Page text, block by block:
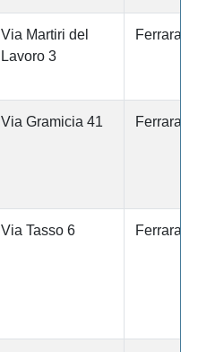
Via Martiri del
Lavoro 3
Ferrara
Via Gramicia 41 Ferrara
Via Tasso 6 Ferrara